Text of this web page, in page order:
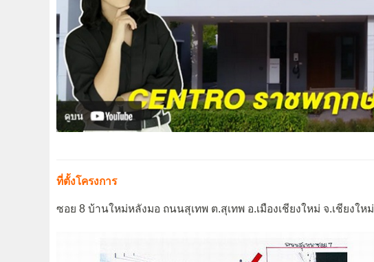
ที่ตั้งโครงการ
ซอย 8 บ้านใหม่หลังมอ ถนนสุเทพ ต.สุเทพ อ.เมืองเชียงใหม่ จ.เชียงใหม่